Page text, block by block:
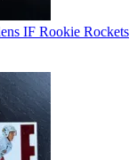
IF Rookie Rockets